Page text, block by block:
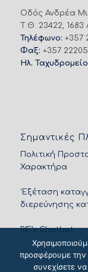
Οδός Ανδρέα
Τ.Θ. 23422,
Τηλέφωνο: +357
Φαξ: +357
Ηλ.
Σημαντικές
Πολιτική
Χαρακτήρα
'Εξέταση
διερεύνησης
RIF’s Chatbot
προσφέρουμε την
συνεχίσετε